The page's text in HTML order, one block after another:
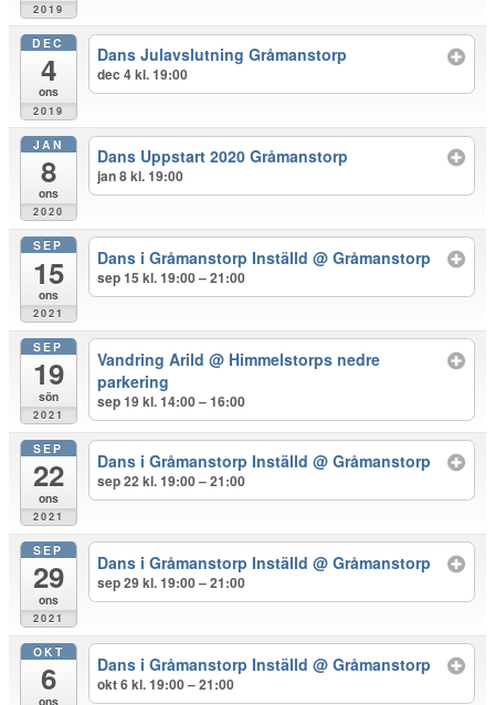
2019
DEC
4
ons
2019
Dans Julavslutning Gråmanstorp
dec 4 kl. 19:00
JAN
8
ons
2020
Dans Uppstart 2020 Gråmanstorp
jan 8 kl. 19:00
SEP
15
ons
2021
Dans i Gråmanstorp Inställd@ Gråmanstorp
sep 15 kl. 19:00 – 21:00
SEP
19
sön
2021
Vandring Arild@ Himmelstorps nedre
parkering
sep 19 kl. 14:00 – 16:00
SEP
22
ons
2021
Dans i Gråmanstorp Inställd@ Gråmanstorp
sep 22 kl. 19:00 – 21:00
SEP
29
ons
2021
Dans i Gråmanstorp Inställd@ Gråmanstorp
sep 29 kl. 19:00 – 21:00
OKT
6
ons
Dans i Gråmanstorp Inställd@ Gråmanstorp
okt 6 kl. 19:00 – 21:00